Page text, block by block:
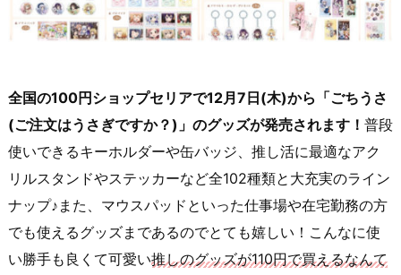
全国の100円ショップセリアで12月7日(木)から「ごちうさ
(ご注文はうさぎですか？)」のグッズが発売されます！ 普段
使いできるキーホルダーや缶バッジ、推し活に最適なアク
リルスタンドやステッカーなど全102種類と大充実のライン
ナップ♪また、マウスパッドといった仕事場や在宅勤務の方
でも使えるグッズまであるのでとても嬉しい！こんなに使
い勝手も良くて可愛い推しのグッズが110円で買えるなんて